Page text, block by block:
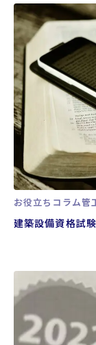
お役立ちコラム管
建築設備資格試